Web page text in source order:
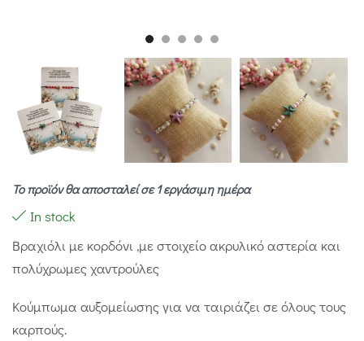
Το προϊόν θα αποσταλεί σε 1 εργάσιμη ημέρα
In stock
Βραχιόλι με κορδόνι ,με στοιχείο ακρυλικό αστερία και
πολύχρωμες χαντρούλες
Κούμπωμα αυξομείωσης για να ταιριάζει σε όλους τους
καρπούς.